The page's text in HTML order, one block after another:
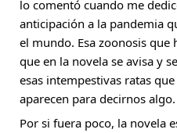
lo comentó cuando me
anticipación a la pandemia
el mundo. Esa zoonosis
que en la novela se avisa y
esas intempestivas ratas
aparecen para decirnos algo.
Por si fuera poco, la novela